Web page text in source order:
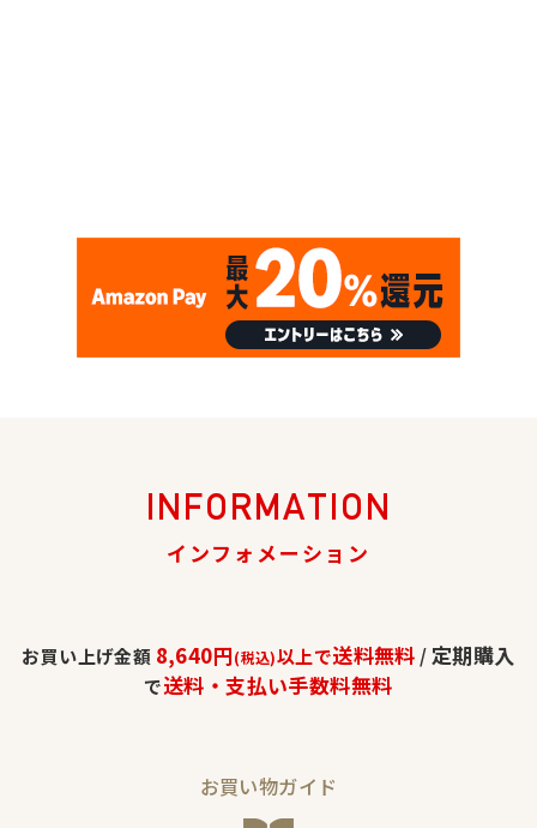
INFORMATION
インフォメーション
お買い上げ金額 8,640円(税込)以上で送料無料 /定期購入
で送料・支払い手数料無料
お買い物ガイド